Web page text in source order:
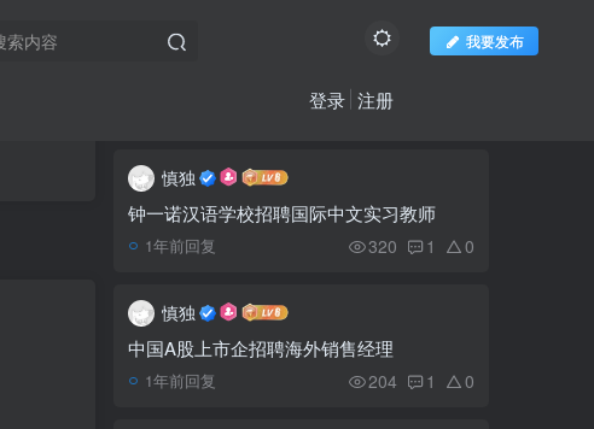
我要发布
登录 注册
1 中国丈夫做了什么？逼柬
埔寨老婆带双胞胎女儿跳河
自杀
教学
西港又一名中国男子坠楼
慎独
钟一诺汉语学校招聘国际中文实习教师
1年前回复 320 1 0
慎独
中国A股上市企招聘海外销售经理
1年前回复 204 1 0